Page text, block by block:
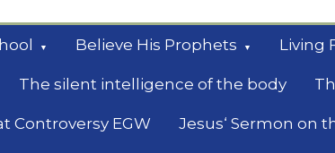
Believe His Prophets Living
The silent intelligence of the body
Controversy EGW Jesus‘ Sermon on